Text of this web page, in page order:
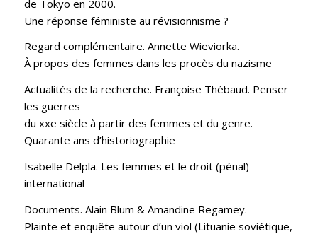
de Tokyo en 2000.
Une réponse féministe au révisionnisme ?
Regard complémentaire. Annette Wieviorka.
À propos des femmes dans les procès du nazisme
Actualités de la recherche. Françoise Thébaud. Penser
les guerres
du xxe siècle à partir des femmes et du genre.
Quarante ans d’historiographie
Isabelle Delpla. Les femmes et le droit (pénal)
international
Documents. Alain Blum & Amandine Regamey.
Plainte et enquête autour d’un viol (Lituanie soviétique,